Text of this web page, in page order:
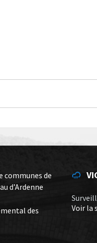
communes de
d’Ardenne
des
Voir la